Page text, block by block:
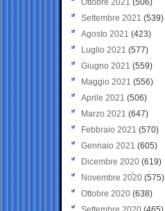
Ottobre 2021 (506)
Settembre 2021 (539)
Agosto 2021 (423)
Luglio 2021 (577)
Giugno 2021(559)
Maggio 2021 (556)
Aprile 2021 (506)
Marzo 2021 (647)
Febbraio 2021 (570)
Gennaio 2021 (605)
Dicembre 2020 (619)
Novembre 2020 (575)
Ottobre 2020 (638)